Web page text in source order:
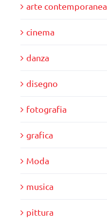
arte contemporanea
cinema
danza
disegno
fotografia
grafica
Moda
musica
pittura